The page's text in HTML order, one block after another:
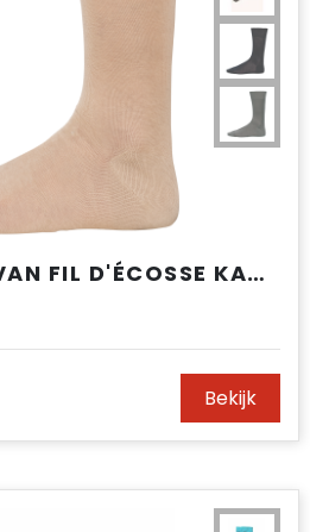
HERENSOKKEN VAN FIL D'ÉCOSSE KATOENJERSEY
Bekijk